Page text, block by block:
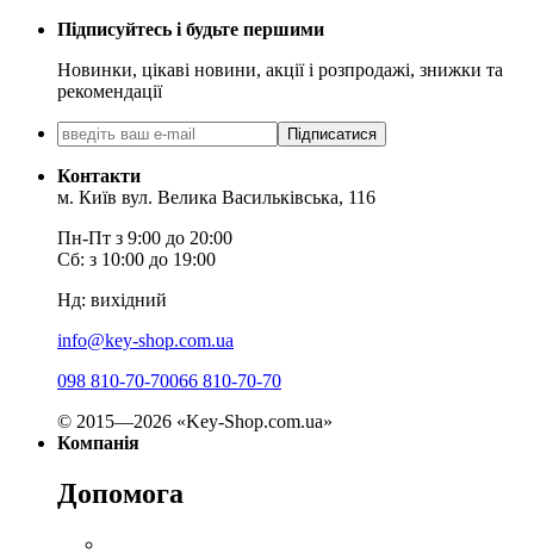
Підписуйтесь і будьте першими
Новинки, цікаві новини, акції і розпродажі, знижки та
рекомендації
Підписатися
Контакти
м. Київ вул. Велика Васильківська, 116
Пн-Пт з 9:00 до 20:00
Сб: з 10:00 до 19:00
Нд: вихідний
info@key-shop.com.ua
098 810-70-70066 810-70-70
© 2015—2026 «Key-Shop.com.ua»
Компанія
Допомога